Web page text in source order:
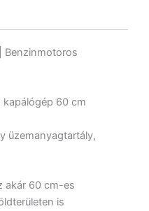
Benzinmotoros
kapálógép 60 cm
üzemanyagtartály,
akár 60 cm-es
is